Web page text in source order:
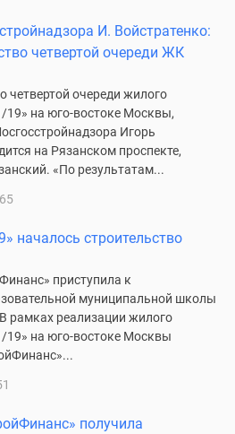
И. Войстратенко:
четвертой очереди ЖК
четвертой очереди жилого
19» на юго-востоке Москвы,
Игорь
на Рязанском проспекте,
«По результатам...
началось строительство
приступила к
муниципальной школы
рамках реализации жилого
19» на юго-востоке Москвы
получила